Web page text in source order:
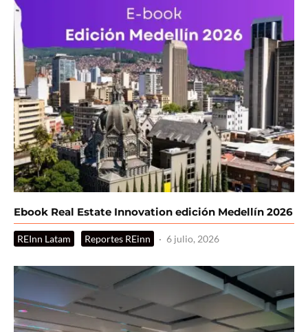
Ebook Real Estate Innovation edición Medellín 2026
REInn Latam Reportes REinn · 6 julio, 2026